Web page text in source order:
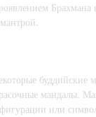
Брахмана
буддийские
мандалы.
или